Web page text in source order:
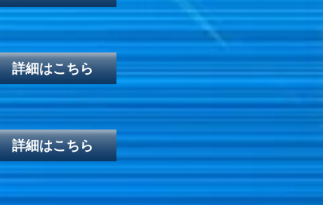
詳細はこちら
詳細はこちら